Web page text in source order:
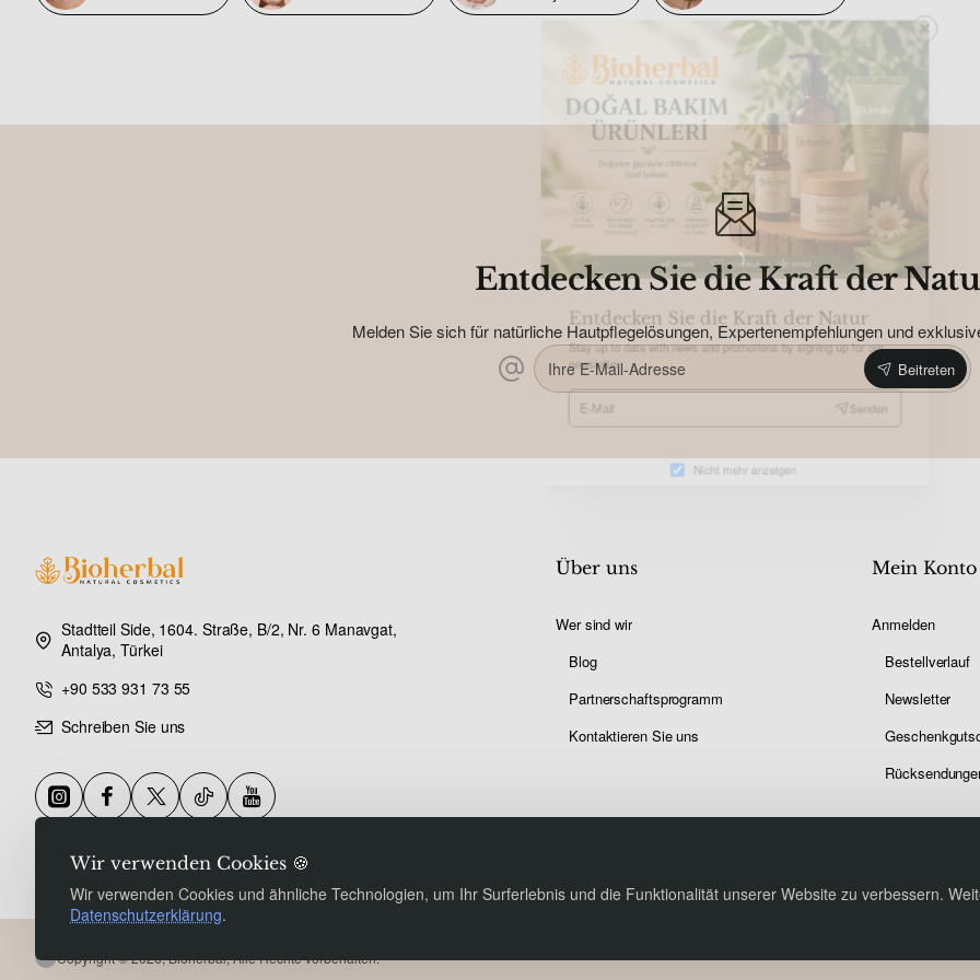
Entdecken Sie die Kraft der Natur
Stay up to date with news and promotions by signing up for our
newsletter
Wir verwenden Cookies 🍪
Wir verwenden Cookies und ähnliche Technologien, um Ihr Surferlebnis und die Funktionalität unserer Website zu verbessern.
Datenschutzerklärung.
Entdecken Sie die Kraft der
Melden Sie sich für natürliche Hautpflegelösungen, Expertenempfehlungen und
Ihre
E-
Mail-
Adresse
Beitreten
Stadtteil Side, 1604. Straße, B/2, Nr. 6 Manavgat,
Antalya, Türkei
+90 533 931 73 55
Schreiben Sie uns
Über uns
Wer sind wir
Blog
Partnerschaftsprogramm
Kontaktieren Sie uns
Mein Konto
Anmelden
Bestellverlauf
Newsletter
Copyright © 2026, Bioherbal, Alle Rechte vorbehalten.